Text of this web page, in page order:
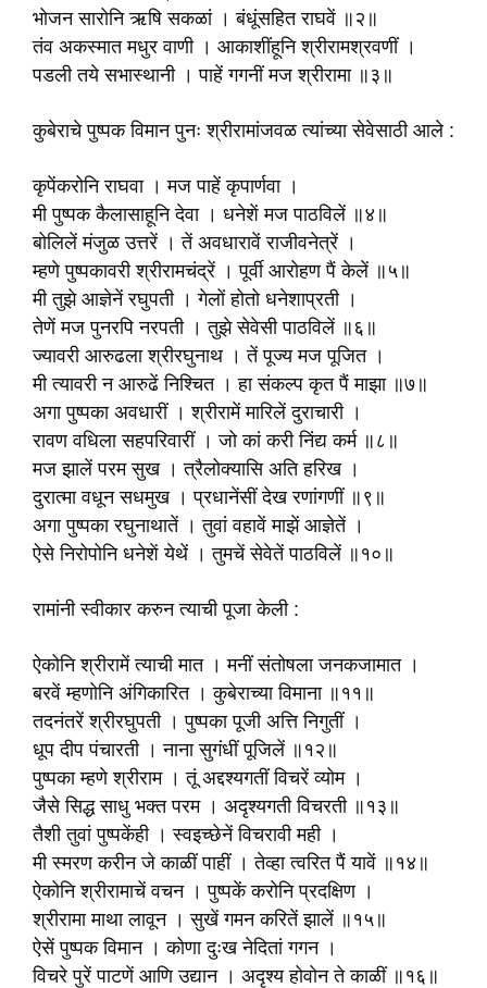
भोजन सारोनि ऋषि सकळां । बंधूंसहित राघवें ॥२॥
तंव अकस्मात मधुर वाणी । आकाशींहूनि श्रीरामश्रवणीं ।
पडली तये सभास्थानी । पाहें गगनीं मज श्रीरामा ॥३॥
कुबेराचे पुष्पक विमान पुनः श्रीरामांजवळ त्यांच्या सेवेसाठी आले :
कृपेंकरोनि राघवा । मज पाहें कृपार्णवा ।
मी पुष्पक कैलासाहूनि देवा । धनेशें मज पाठविलें ॥४॥
बोलिलें मंजुळ उत्तरें । तें अवधारावें राजीवनेत्रें ।
म्हणे पुष्पकावरी श्रीरामचंद्रें । पूर्वी आरोहण पैं केलें ॥५॥
मी तुझे आज्ञेनें रघुपती । गेलों होतो धनेशाप्रती ।
तेणें मज पुनरपि नरपती । तुझे सेवेसी पाठविलें ॥६॥
ज्यावरी आरुढला श्रीरघुनाथ । तें पूज्य मज पूजित ।
मी त्यावरी न आरुढें निश्चित । हा संकल्प कृत पैं माझा ॥७॥
अगा पुष्पका अवधारीं । श्रीरामें मारिलें दुराचारी ।
रावण वधिला सहपरिवारीं । जो कां करी निंद्य कर्म ॥८॥
मज झालें परम सुख । त्रैलोक्यासि अति हरिख ।
दुरात्मा वधून सधमुख । प्रधानेंसीं देख रणांगणीं ॥९॥
अगा पुष्पका रघुनाथातें । तुवां वहावें माझें आज्ञेतें ।
ऐसे निरोपोनि धनेशें येथें । तुमचें सेवेतें पाठविलें ॥१०॥
रामांनी स्वीकार करुन त्याची पूजा केली :
ऐकोनि श्रीरामें त्याची मात । मनीं संतोषला जनकजामात ।
बरवें म्हणोनि अंगिकारित । कुबेराच्या विमाना ॥११॥
तदनंतरें श्रीरघुपती । पुष्पका पूजी अत्ति निगुतीं ।
धूप दीप पंचारती । नाना सुगंधीं पूजिलें ॥१२॥
पुष्पका म्हणे श्रीराम । तूं अद्दश्यगतीं विचरें व्योम ।
जैसे सिद्ध साधु भक्त परम । अदृश्यगती विचरती ॥१३॥
तैशी तुवां पुष्पकेंही । स्वइच्छेनें विचरावी मही ।
मी स्मरण करीन जे काळीं पाहीं । तेव्हा त्वरित पैं यावें ॥१४॥
ऐकोनि श्रीरामाचें वचन । पुष्पकें करोनि प्रदक्षिण ।
श्रीरामा माथा लावून । सुखें गमन करितें झालें ॥१५॥
ऐसें पुष्पक विमान । कोणा दुःख नेदितां गगन ।
विचरे पुरें पाटणें आणि उद्यान । अदृश्य होवोन ते काळीं ॥१६॥